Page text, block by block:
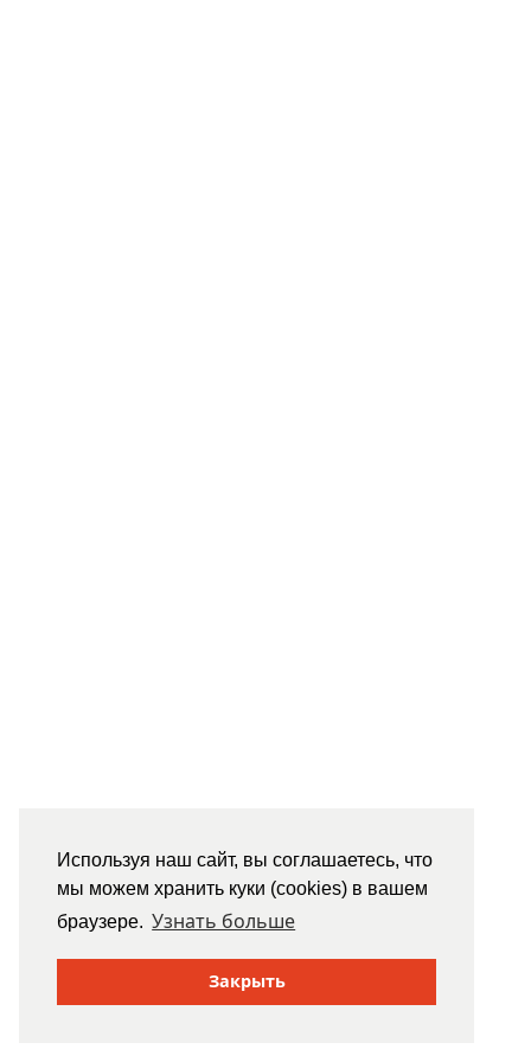
Используя наш сайт, вы соглашаетесь, что
мы можем хранить куки (cookies) в вашем
браузере. Узнать больше
Закрыть